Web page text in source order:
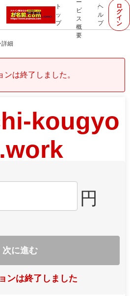
ト
ッ
プ
ー
ビ
ス
概
要
ヘ
ル
プ
ロ
グ
イ
ン
詳細
ンは終了しました。
kougyo
円
次に進む
ンは終了しました